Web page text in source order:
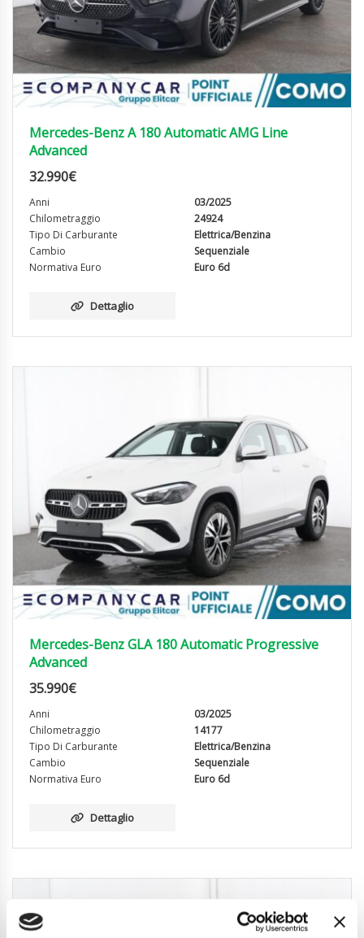
Mercedes-Benz A 180 Automatic AMG Line
Advanced
32.990€
Anni
03/2025
Chilometraggio
24924
Tipo Di Carburante
Elettrica/Benzina
Cambio
Sequenziale
Normativa Euro
Euro 6d
Dettaglio
Mercedes-Benz GLA 180 Automatic Progressive
Advanced
35.990€
Anni
03/2025
Chilometraggio
14177
Tipo Di Carburante
Elettrica/Benzina
Cambio
Sequenziale
Normativa Euro
Euro 6d
Dettaglio